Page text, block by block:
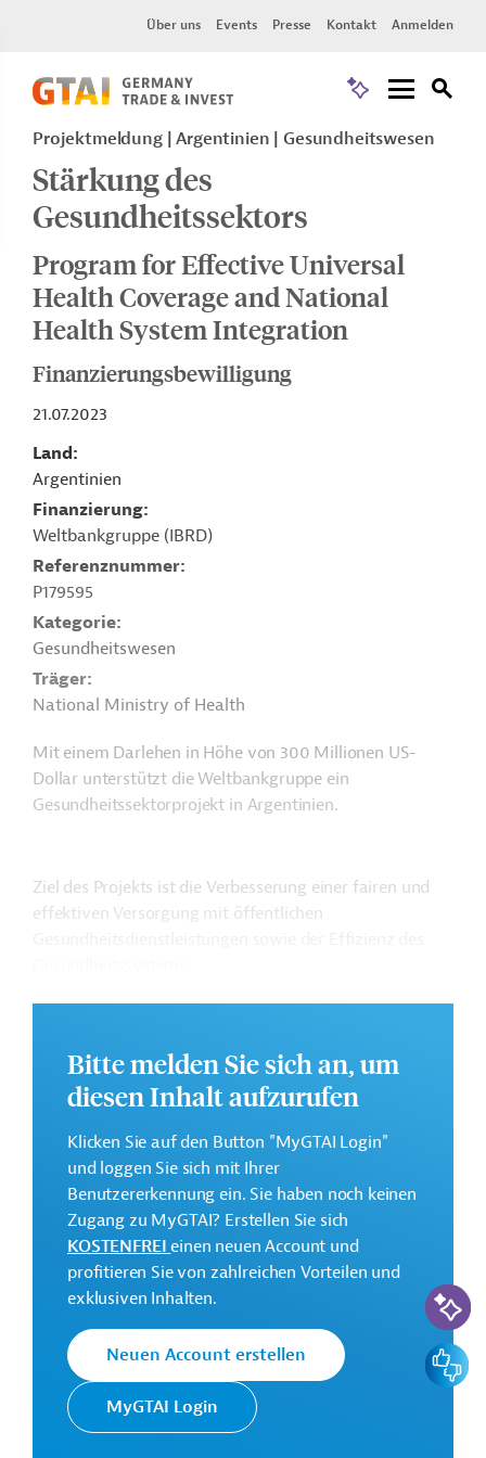
Über uns Events Presse Kontakt Anmelden
Projektmeldung Argentinien Gesundheitswesen
Stärkung des
Gesundheitssektors
Program for Effective Universal
Health Coverage and National
Health System Integration
Finanzierungsbewilligung
21.07.2023
Land
Argentinien
Finanzierung
Weltbankgruppe (IBRD)
Referenznummer
P179595
Kategorie
Gesundheitswesen
Träger
National Ministry of Health
Mit einem Darlehen in Höhe von 300 Millionen US-
Dollar unterstützt die Weltbankgruppe ein
Gesundheitssektorprojekt in Argentinien.
Ziel des Projekts ist die Verbesserung einer fairen und
effektiven Versorgung mit öffentlichen
Die Durchführung des Projekts ist bis Dezember 2026
Weitere Informationen zu dem Entwicklungsprojekt
finden Sie auf derWebseite der Weltbankgruppe
bereitsteht.
Gesamtkosten:
1,7 Milliarden US-Dollar
Geberbeitrag:
300 Millionen US-Dollar (Darlehen)
Kontaktadressen
Bitte melden Sie sich an, um
diesen Inhalt aufzurufen
Klicken Sie auf den Button "MyGTAI Login"
und loggen Sie sich mit Ihrer
Benutzererkennung ein. Sie haben noch keinen
Zugang zu MyGTAI? Erstellen Sie sich
KOSTENFREIeinen neuen Account und
profitieren Sie von zahlreichen Vorteilen und
exklusiven Inhalten.
Neuen Account erstellen
MyGTAI Login
KI-